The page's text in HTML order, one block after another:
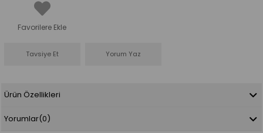
Favorilere Ekle
Tavsiye Et Yorum Yaz
Ürün Özellikleri
Yorumlar(0)